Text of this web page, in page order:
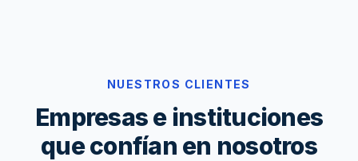
NUESTROS CLIENTES
Empresas e instituciones
que confían en nosotros